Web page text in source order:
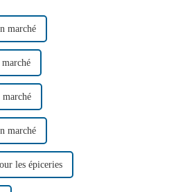
marché
marché
les épiceries